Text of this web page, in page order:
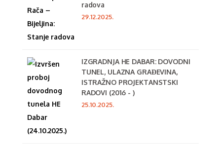
radova
29.12.2025.
IZGRADNJA HE DABAR: DOVODNI
TUNEL, ULAZNA GRAĐEVINA,
ISTRAŽNO PROJEKTANSTSKI
RADOVI (2016 - )
25.10.2025.